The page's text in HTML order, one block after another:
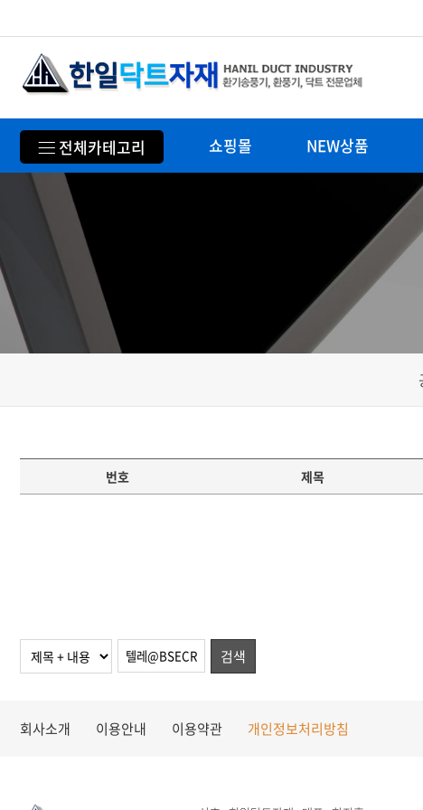
전체카테고리 쇼핑몰 NEW상품
번호 제목
검색
회사소개 이용안내 이용약관 개인정보처리방침